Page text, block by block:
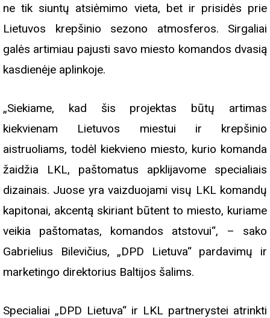
ne tik siuntų atsiėmimo vieta, bet ir prisidės prie
Lietuvos krepšinio sezono atmosferos. Sirgaliai
galės artimiau pajusti savo miesto komandos dvasią
kasdienėje aplinkoje.
„Siekiame, kad šis projektas būtų artimas
kiekvienam Lietuvos miestui ir krepšinio
aistruoliams, todėl kiekvieno miesto, kurio komanda
žaidžia LKL, paštomatus apklijavome specialiais
dizainais. Juose yra vaizduojami visų LKL komandų
kapitonai, akcentą skiriant būtent to miesto, kuriame
veikia paštomatas, komandos atstovui“, – sako
Gabrielius Bilevičius, „DPD Lietuva“ pardavimų ir
marketingo direktorius Baltijos šalims.
Specialiai „DPD Lietuva“ ir LKL partnerystei atrinkti